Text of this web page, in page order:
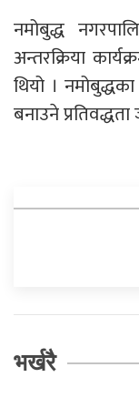
नमोबुद्ध
अन्तरक्रिया
थियो ।
बनाउने प्रतिवद्धता
भर्खरै